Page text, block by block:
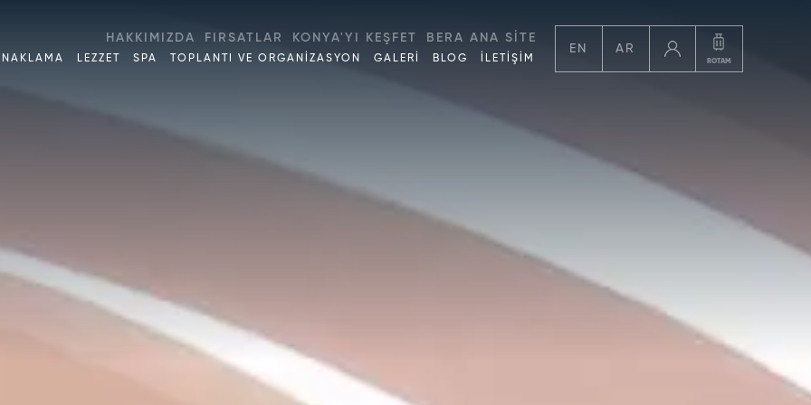
HAKKIMIZDA FIRSATLAR KONYA'YI KEŞFET BERA ANA SİTE
LEZZET SPA TOPLANTI VE ORGANİZASYON GALERİ BLOG İLETİŞİM
EN AR
ROTAM